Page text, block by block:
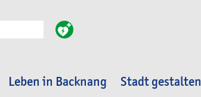
Leben in Backnang Stadt gestalten